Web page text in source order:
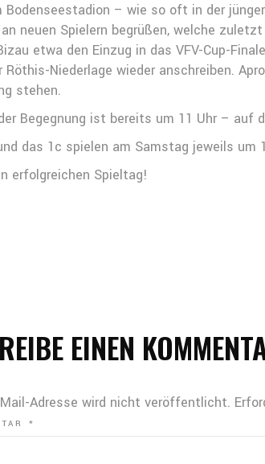
Bodenseestadion – wie so oft in der
neuen Spielern begrüßen, welche
etwa den Einzug in das VFV-Cup-
Röthis-Niederlage wieder anschreiben.
stehen.
Begegnung ist bereits um 11 Uhr – auf
das 1c spielen am Samstag jeweils um
erfolgreichen Spieltag!
EINEN
Mail-Adresse wird nicht veröffentlicht.
*